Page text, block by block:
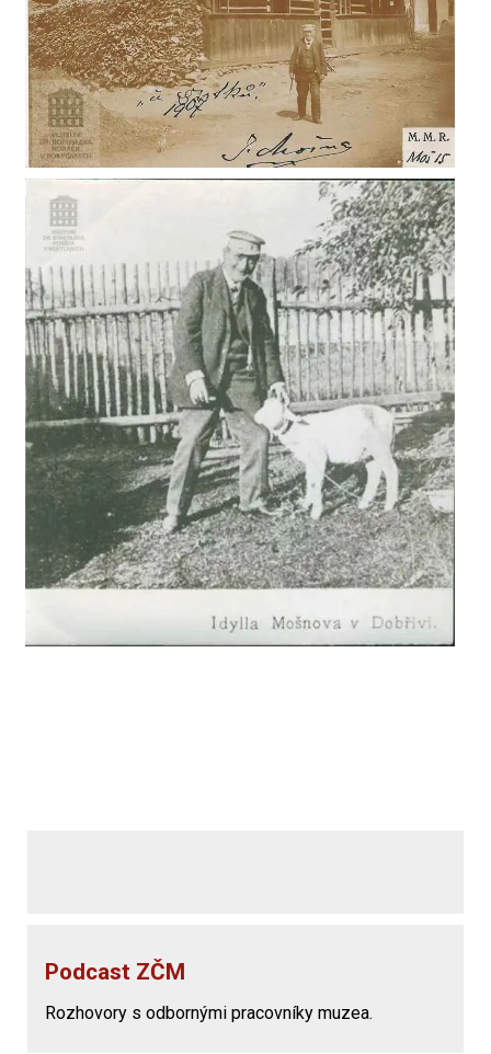
Podcast ZČM
Rozhovory s odbornými pracovníky muzea.